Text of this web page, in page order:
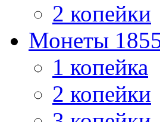
2 копейки
Монеты
1 копейка
2 копейки